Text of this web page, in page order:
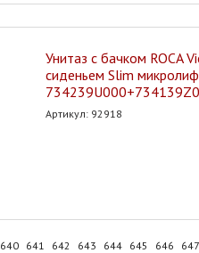
Унитаз с бачком ROCA
сиденьем Slim
Артикул: 92918
640 641 642 643 644 645 646 647